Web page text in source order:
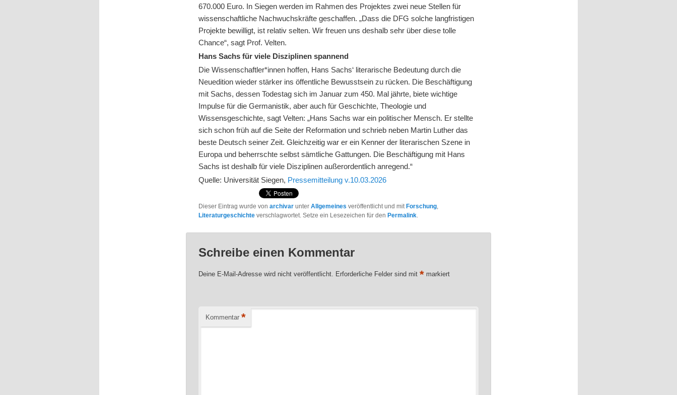
670.000 Euro. In Siegen werden im Rahmen des Projektes zwei neue Stellen für
wissenschaftliche Nachwuchskräfte geschaffen. „Dass die DFG solche langfristigen
Projekte bewilligt, ist relativ selten. Wir freuen uns deshalb sehr über diese tolle
Chance“, sagt Prof. Velten.
Hans Sachs für viele Disziplinen spannend
Die Wissenschaftler*innen hoffen, Hans Sachs‘ literarische Bedeutung durch die
Neuedition wieder stärker ins öffentliche Bewusstsein zu rücken. Die Beschäftigung
mit Sachs, dessen Todestag sich im Januar zum 450. Mal jährte, biete wichtige
Impulse für die Germanistik, aber auch für Geschichte, Theologie und
Wissensgeschichte, sagt Velten: „Hans Sachs war ein politischer Mensch. Er stellte
sich schon früh auf die Seite der Reformation und schrieb neben Martin Luther das
beste Deutsch seiner Zeit. Gleichzeitig war er ein Kenner der literarischen Szene in
Europa und beherrschte selbst sämtliche Gattungen. Die Beschäftigung mit Hans
Sachs ist deshalb für viele Disziplinen außerordentlich anregend.“
Quelle: Universität Siegen, Pressemitteilung v.10.03.2026
Dieser Eintrag wurde vonarchivar unterAllgemeines veröffentlicht und mit Forschung,
Literaturgeschichte verschlagwortet. Setze ein Lesezeichen für den Permalink.
Schreibe einen Kommentar
Deine E-Mail-Adresse wird nicht veröffentlicht. Erforderliche Felder sind mit* markiert
Kommentar *